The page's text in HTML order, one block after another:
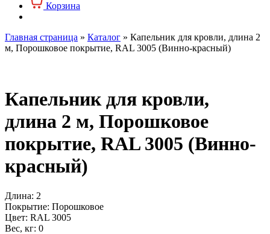
Корзина
Главная страница » Каталог » Капельник для кровли, длина 2
м, Порошковое покрытие, RAL 3005 (Винно-красный)
Капельник для кровли,
длина 2 м, Порошковое
покрытие, RAL 3005 (Винно-
красный)
Длина: 2
Покрытие: Порошковое
Цвет: RAL 3005
Вес, кг: 0